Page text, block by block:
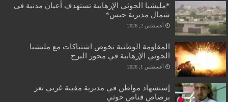
*مليشيا الحوثي الإرهابية تستهدف أعيان مدنية في
شمال مديرية حيس*
أغسطس 2, 2026
المقاومة الوطنية تخوض اشتباكات مع مليشيا
الحوثي الإرهابية في محور البرح
أغسطس 1, 2026
إستشهاد مواطن في مديرية مقبنة غربي تعز
برصاص قناص حوثي